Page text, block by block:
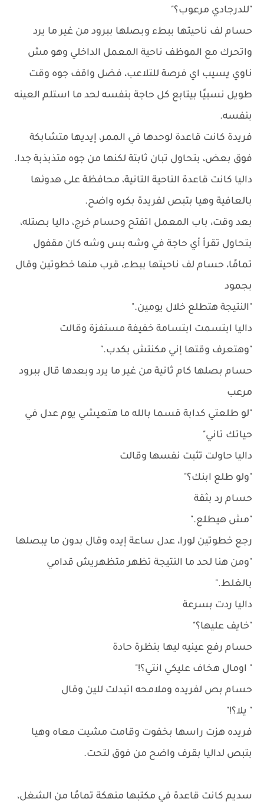
"للدرجادي مرعوب؟"
حسام لف ناحيتها ببطء وبصلها ببرود من غير ما يرد
واتحرك مع الموظف ناحية المعمل الداخلي وهو مش
ناوي يسيب اي فرصة للتلاعب، فضل واقف جوه وقت
طويل نسبيًا بيتابع كل حاجة بنفسه لحد ما استلم العينه
بنفسه.
فريدة كانت قاعدة لوحدها في الممر، إيديها متشابكة
فوق بعض، بتحاول تبان ثابتة لكنها من جوه متذبذبة جدا.
داليا كانت قاعدة الناحية التانية، محافظة على هدوئها
بالعافية وهيا بتبص لفريدة بكره واضح.
بعد وقت، باب المعمل اتفتح وحسام خرج، داليا بصتله،
بتحاول تقرأ أي حاجة في وشه بس وشه كان مقفول
تمامًا، حسام لف ناحيتها ببطء، قرب منها خطوتين وقال
بجمود
"النتيجة هتطلع خلال يومين."
داليا ابتسمت ابتسامة خفيفة مستفزة وقالت
"وهتعرف وقتها إني مكنتش بكدب."
حسام بصلها كام ثانية من غير ما يرد وبعدها قال ببرود
مرعب
"لو طلعتي كدابة قسما بالله ما هتعيشي يوم عدل في
حياتك تاني"
داليا حاولت تثبت نفسها وقالت
"ولو طلع ابنك؟"
حسام رد بثقة
"مش هيطلع."
رجع خطوتين لورا، عدل ساعة إيده وقال بدون ما يبصلها
"ومن هنا لحد ما النتيجة تظهر متظهريش قدامي
بالغلط."
داليا ردت بسرعة
"خايف عليها؟"
حسام رفع عينيه ليها بنظرة حادة
" اومال هخاف عليكي انتي؟!"
حسام بص لفريده وملامحه اتبدلت للين وقال
" يلا؟!"
فريده هزت راسها بخفوت وقامت مشيت معاه وهيا
بتبص لداليا بقرف واضح من فوق لتحت.
سديم كانت قاعدة في مكتبها منهكة تمامًا من الشغل،